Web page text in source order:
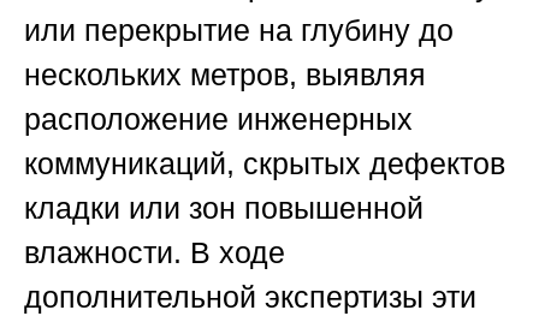
или перекрытие на глубину до
нескольких метров, выявляя
расположение инженерных
коммуникаций, скрытых дефектов
кладки или зон повышенной
влажности. В ходе
дополнительной экспертизы эти